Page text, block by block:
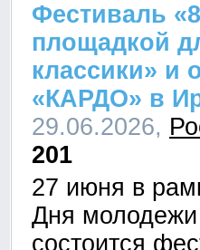
Фестиваль
площадкой
классики» и
«КАРДО» в
29.06.2026,
201
27 июня в
Дня молодежи
состоится